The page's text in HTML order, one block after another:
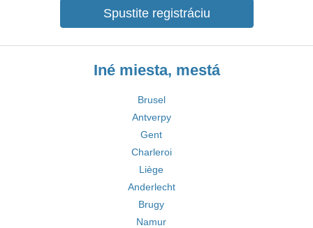
Spustite registráciu
Iné miesta, mestá
Brusel
Antverpy
Gent
Charleroi
Liège
Anderlecht
Brugy
Namur